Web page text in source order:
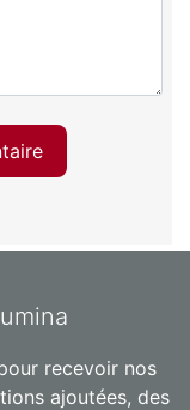
recevoir nos
ajoutées, des